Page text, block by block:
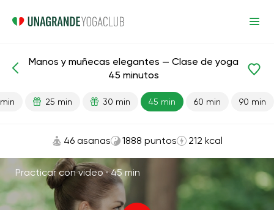
Lecciones preparadas Manos
Manos y muñecas elegantes — Clase de yoga
45 minutos
25 min 30 min 45 min 60 min 90 min
46 asanas 1888 puntos 212 kcal
Practicar con video ·45 min